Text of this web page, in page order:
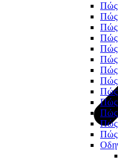
Πώς
Πώς
Πώς
Πώς
Πώς
Πώς
Πώς
Πώς
Πώς
Πώς
Πώς
Πώς
Πώς